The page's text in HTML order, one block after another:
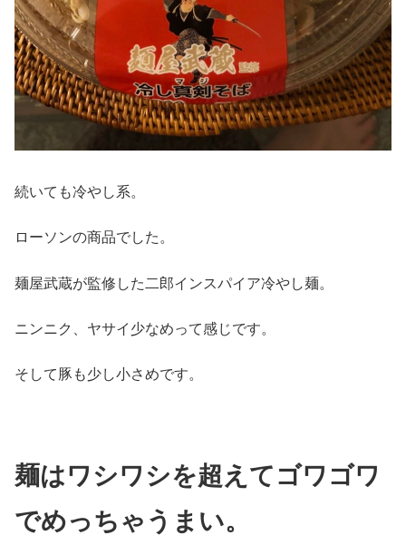
続いても冷やし系。
ローソンの商品でした。
麺屋武蔵が監修した二郎インスパイア冷やし麺。
ニンニク、ヤサイ少なめって感じです。
そして豚も少し小さめです。
麺はワシワシを超えてゴワゴワ
でめっちゃうまい。